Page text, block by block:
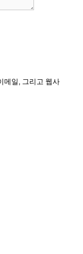
메일, 그리고 웹사